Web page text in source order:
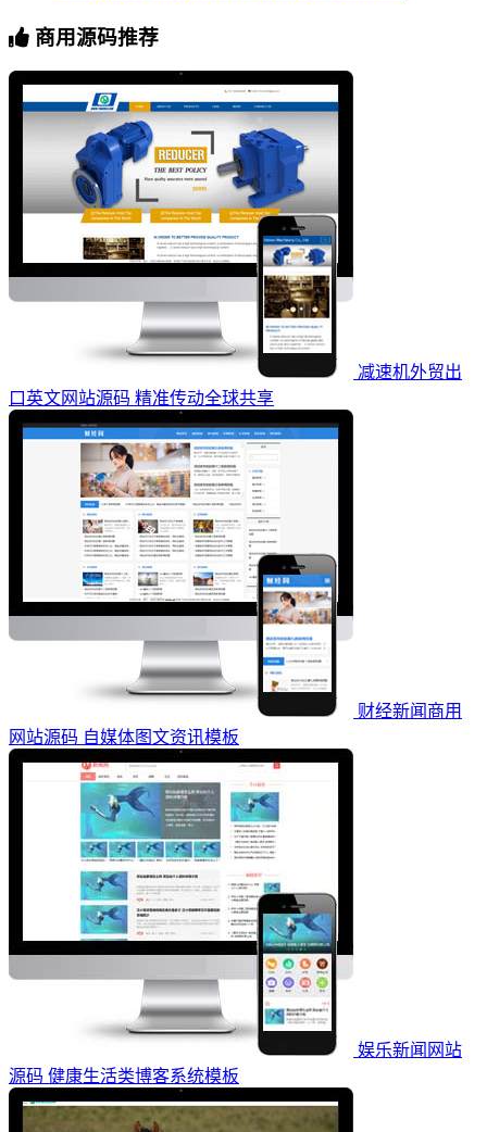
商用源码推荐
减速机外贸出
口英文网站源码 精准传动全球共享
财经新闻商用
网站源码 自媒体图文资讯模板
娱乐新闻网站
源码 健康生活类博客系统模板